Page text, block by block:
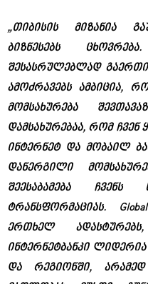
„თიბისის მიზანია
ბიზნესებს ცხოვრება
შესასრულებლად
ამოძრავებს ამბიცია,
მომსახურება
დამსახურებაა, რომ
ინტერნეტ და მობაილ
დანერგილი
შეესაბამება ჩვენს
ტრანსფორმაციას.
ერთხელ
ადასტურებს
ინტერნეტბანკი
და რეგიონში,